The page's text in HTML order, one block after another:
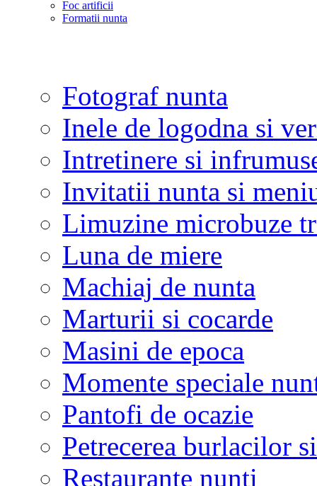
Foc artificii
Formatii nunta
Fotograf nunta
Inele de logodna si
Intretinere si
Invitatii nunta si
Limuzine microbuze
Luna de miere
Machiaj de nunta
Marturii si cocarde
Masini de epoca
Momente speciale
Pantofi de ocazie
Petrecerea burlacilor
Restaurante nunti